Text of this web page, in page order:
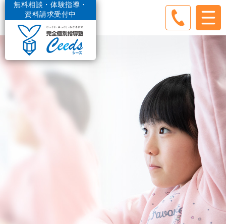
無料相談・体験指導・
資料請求受付中